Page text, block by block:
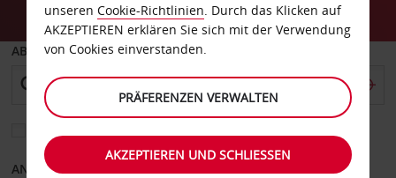
ABHOLEN VON
ANFANGSDATUM
unseren Cookie-Richtlinien. Durch das Klicken auf
AKZEPTIEREN erklären Sie sich mit der Verwendung
von Cookies einverstanden.
PRÄFERENZEN VERWALTEN
AKZEPTIEREN UND SCHLIESSEN